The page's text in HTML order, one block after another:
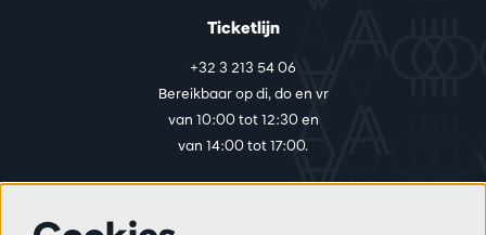
Ticketlijn
+32 3 213 54 06
Bereikbaar op di, do en vr
van 10:00 tot 12:30 en
van 14:00 tot 17:00.